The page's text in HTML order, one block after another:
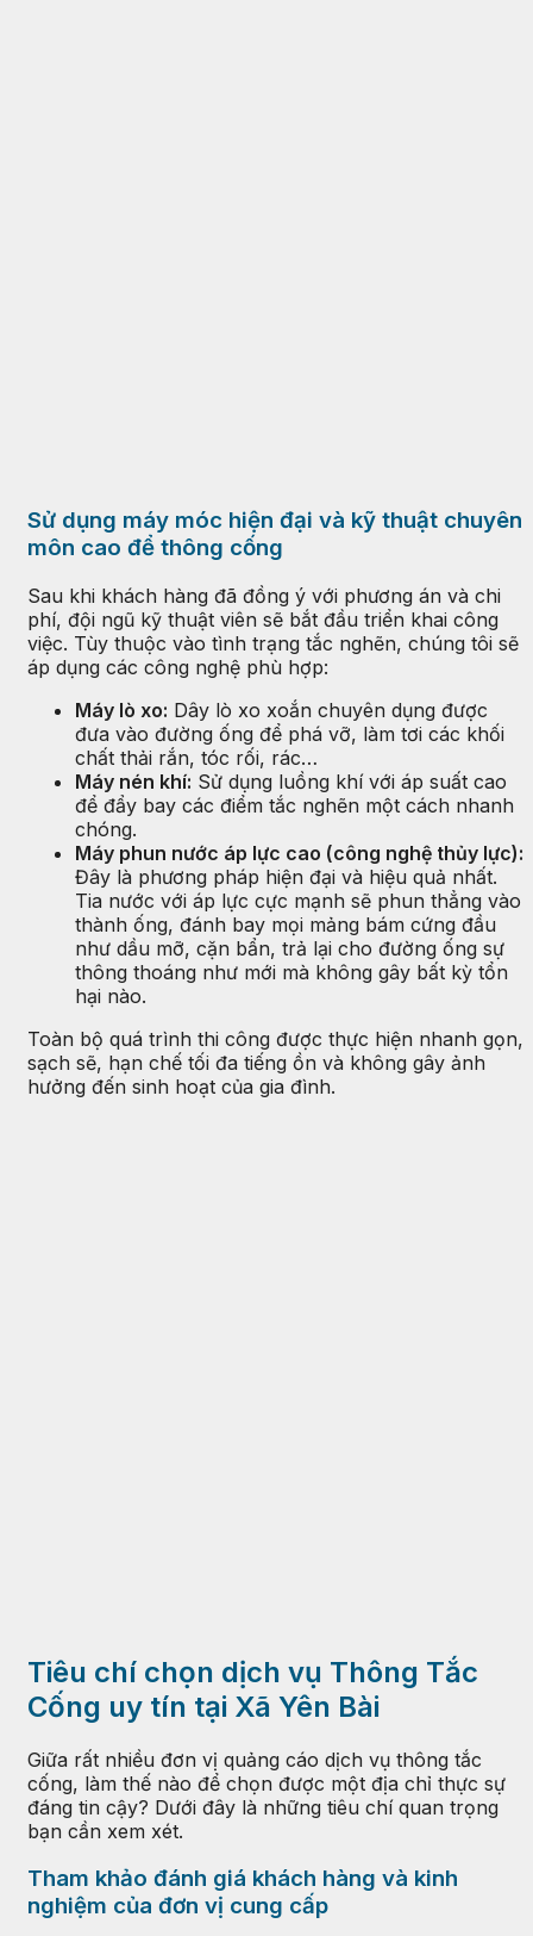
Sử dụng máy móc hiện đại và kỹ thuật chuyên
môn cao để thông cống
Sau khi khách hàng đã đồng ý với phương án và chi
phí, đội ngũ kỹ thuật viên sẽ bắt đầu triển khai công
việc. Tùy thuộc vào tình trạng tắc nghẽn, chúng tôi sẽ
áp dụng các công nghệ phù hợp:
Máy lò xo: Dây lò xo xoắn chuyên dụng được
đưa vào đường ống để phá vỡ, làm tơi các khối
chất thải rắn, tóc rối, rác…
Máy nén khí: Sử dụng luồng khí với áp suất cao
để đẩy bay các điểm tắc nghẽn một cách nhanh
chóng.
Máy phun nước áp lực cao (công nghệ thủy lực):
Đây là phương pháp hiện đại và hiệu quả nhất.
Tia nước với áp lực cực mạnh sẽ phun thẳng vào
thành ống, đánh bay mọi mảng bám cứng đầu
như dầu mỡ, cặn bẩn, trả lại cho đường ống sự
thông thoáng như mới mà không gây bất kỳ tổn
hại nào.
Toàn bộ quá trình thi công được thực hiện nhanh gọn,
sạch sẽ, hạn chế tối đa tiếng ồn và không gây ảnh
hưởng đến sinh hoạt của gia đình.
Tiêu chí chọn dịch vụ Thông Tắc
Cống uy tín tại Xã Yên Bài
Giữa rất nhiều đơn vị quảng cáo dịch vụ thông tắc
cống, làm thế nào để chọn được một địa chỉ thực sự
đáng tin cậy? Dưới đây là những tiêu chí quan trọng
bạn cần xem xét.
Tham khảo đánh giá khách hàng và kinh
nghiệm của đơn vị cung cấp